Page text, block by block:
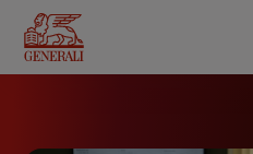
contenu
principal